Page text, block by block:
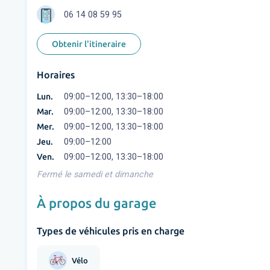
06 14 08 59 95
Obtenir l'itineraire
Horaires
Lun. 09:00–12:00, 13:30–18:00
Mar. 09:00–12:00, 13:30–18:00
Mer. 09:00–12:00, 13:30–18:00
Jeu. 09:00–12:00
Ven.
09:00–12:00, 13:30–18:00
Fermé le samedi et dimanche
À propos du garage
Types de véhicules pris en charge
Vélo